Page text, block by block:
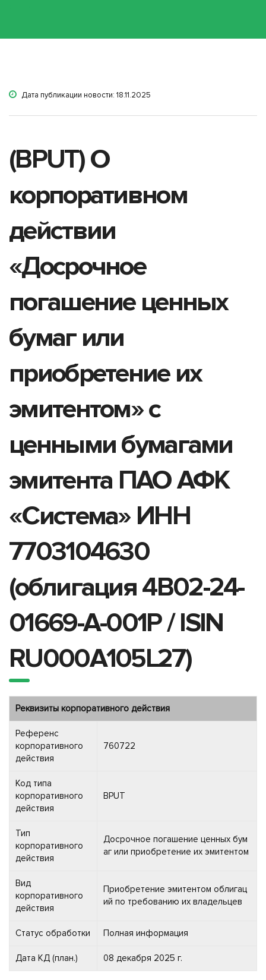
Дата публикации новости: 18.11.2025
(BPUT) О
корпоративном
действии
«Досрочное
погашение ценных
бумаг или
приобретение их
эмитентом» с
ценными бумагами
эмитента ПАО АФК
«Система» ИНН
7703104630
(облигация 4B02-24-
01669-A-001P / ISIN
RU000A105L27)
Реквизиты корпоративного действия
Референс
корпоративного
действия
760722
Код типа
корпоративного
действия
BPUT
Тип
корпоративного
действия
Досрочное погашение ценных бум
аг или приобретение их эмитентом
Вид
корпоративного
действия
Приобретение эмитентом облигац
ий по требованию их владельцев
Статус обработки Полная информация
Дата КД (план.) 08 декабря 2025 г.